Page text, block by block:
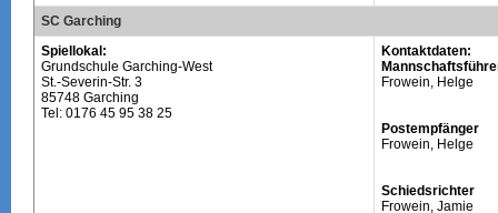
SC Garching
Spiellokal:
Grundschule Garching-West
St.-Severin-Str. 3
85748 Garching
Tel: 0176 45 95 38 25
Kontaktdaten:
Frowein, Helge
Postempfänger
Frowein, Helge
Schiedsrichter
Frowein, Jamie